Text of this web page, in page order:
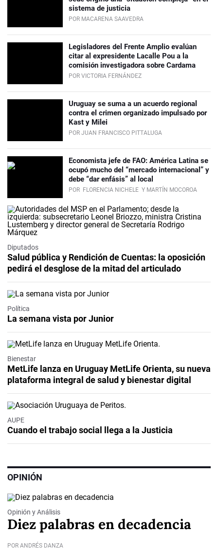
sistema de justicia
POR MACARENA SAAVEDRA
Legisladores del Frente Amplio evalúan
citar al expresidente Lacalle Pou a la
comisión investigadora sobre Cardama
POR VICTORIA FERNÁNDEZ
Uruguay se suma a un acuerdo regional
contra el crimen organizado impulsado por
Kast y Milei
POR JUAN FRANCISCO PITTALUGA
Economista jefe de FAO: América Latina se
ocupó mucho del “mercado internacional” y
debe “dar enfásis” al local
POR FLORENCIA NICHELE Y MARTÍN MOCOROA
Diputados
Salud pública y Rendición de Cuentas: la oposición
pedirá el desglose de la mitad del articulado
Política
La semana vista por Junior
Bienestar
MetLife lanza en Uruguay MetLife Orienta, su nueva
plataforma integral de salud y bienestar digital
AUPE
Cuando el trabajo social llega a la Justicia
OPINIÓN
Opinión y Análisis
Diez palabras en decadencia
POR ANDRÉS DANZA